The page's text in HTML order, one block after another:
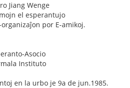
Jiang Wenge
el esperantujo
por E-amikoj.
Asocio
Instituto
en la urbo je 9a de jun.1985.